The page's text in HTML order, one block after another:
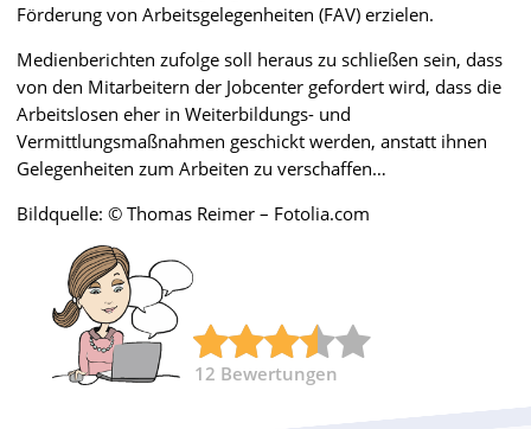
Förderung von Arbeitsgelegenheiten (FAV) erzielen.
Medienberichten zufolge soll heraus zu schließen sein, dass
von den Mitarbeitern der Jobcenter gefordert wird, dass die
Arbeitslosen eher in Weiterbildungs- und
Vermittlungsmaßnahmen geschickt werden, anstatt ihnen
Gelegenheiten zum Arbeiten zu verschaffen…
Bildquelle: © Thomas Reimer – Fotolia.com
12 Bewertungen